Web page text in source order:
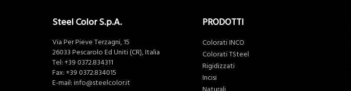
Steel Color S.p.A.
Via Per Pieve Terzagni, 15
26033 Pescarolo Ed Uniti (CR), Italia
Tel: +39 0372.834311
Fax: +39 0372.834015
E-mail: info@steelcolor.it
PRODOTTI
Colorati INCO
Colorati TSteel
Rigidizzati
Incisi